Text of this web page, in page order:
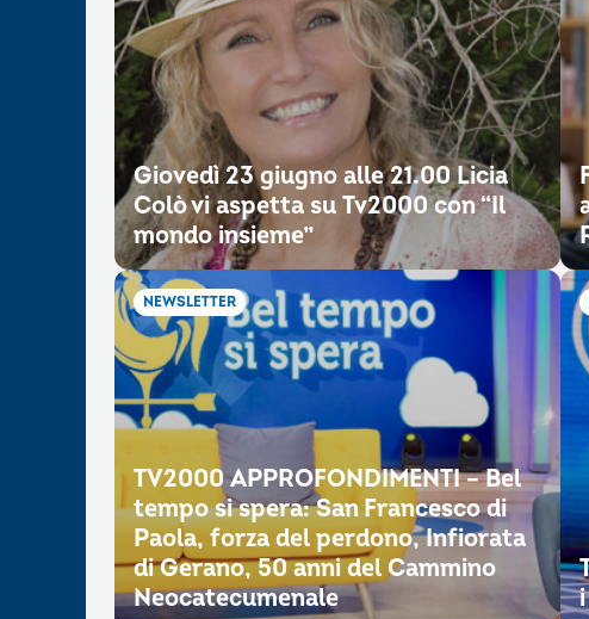
Giovedì 23 giugno alle 21.00 Licia
Colò vi aspetta su Tv2000 con “Il
mondo insieme”
NEWSLETTER
TV2000 APPROFONDIMENTI – Bel
tempo si spera: San Francesco di
Paola, forza del perdono, Infiorata
di Gerano, 50 anni del Cammino
Neocatecumenale